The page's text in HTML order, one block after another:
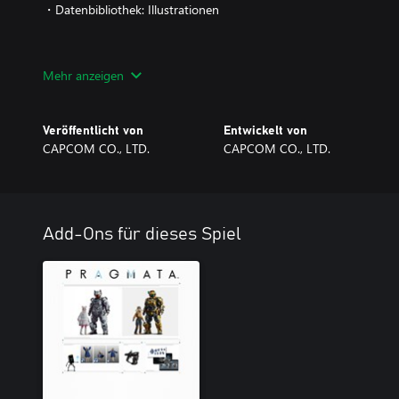
・Datenbibliothek: Illustrationen
Begleitet Hugh, ein Mitglied eines verunglückten
Diana bei ihrer Suche nach einem Weg zur Erde und raus aus der
In einer Forschungsstation auf dem Mond wird ein neues Erz
verfeinert wird, mit Hilfe eines 3D-Druckers fast alles replizieren
Als der Kontakt zu der Station plötzlich abbricht, werden Hugh
nachzuforschen. Doch dann gibt es einen weiteren Zwischenfall...
Hugh wird von Diana gerettet, einer Androidin, die alleine in der
müssen sich verbünden, um einen Weg zur Erde zu finden.
Mehr anzeigen
Veröffentlicht von
CAPCOM CO., LTD.
Entwickelt von
CAPCOM CO., LTD.
Add-Ons für dieses Spiel